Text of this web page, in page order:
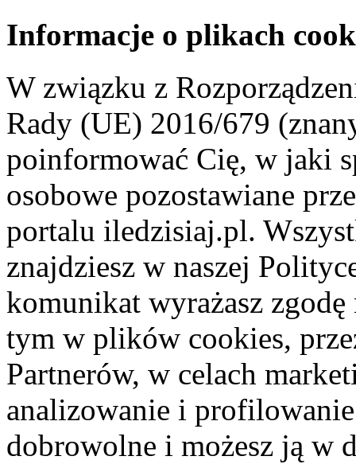
Informacje o plikach
W związku z
Rady (UE) 2016/679
poinformować Cię, w jaki
osobowe pozostawiane
portalu iledzisiaj.pl.
znajdziesz w naszej
komunikat wyrażasz
tym w plików cookies,
Partnerów, w celach
analizowanie i
dobrowolne i możesz ją w